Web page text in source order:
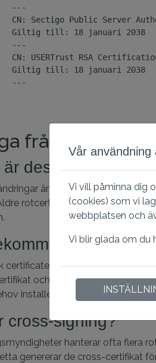
---
CN: Sectigo Public Server
Giltig till: 18 januari 2038
---
CN: USERTrust RSA
Giltig till: 18 januari 2038
---
frågor
är dessa
är avgörande för att
rotcertifikat kan ha svagare
certificate pinning
och system uppdaterade
installera cross‑certifikat eller
cross-signing?
hanterar ofta flera
genererar de cross-certifikat
Vår användning
Vi vill påminna dig
(cookies) som vi
webbplatsen och
Vi blir glada om du